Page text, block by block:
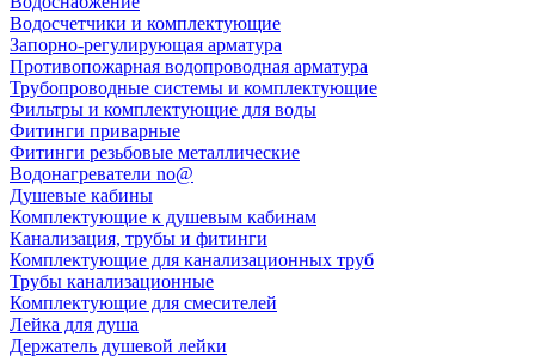
Водосчетчики и комплектующие
Запорно-регулирующая арматура
Противопожарная водопроводная арматура
Трубопроводные системы и комплектующие
Фильтры и комплектующие для воды
Фитинги приварные
Фитинги резьбовые металлические
Водонагреватели no@
Душевые кабины
Комплектующие к душевым кабинам
Канализация, трубы и фитинги
Комплектующие для канализационных труб
Трубы канализационные
Комплектующие для смесителей
Лейка для душа
Держатель душевой лейки